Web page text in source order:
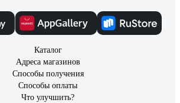
Каталог
Адреса магазинов
Способы получения
Способы оплаты
Что улучшить?